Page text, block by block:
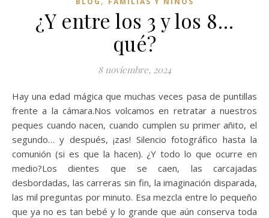
¿Y entre los 3 y los 8…
qué?
8 noviembre, 2024
Hay una edad mágica que muchas veces pasa de puntillas
frente a la cámara.Nos volcamos en retratar a nuestros
peques cuando nacen, cuando cumplen su primer añito, el
segundo… y después, ¡zas! Silencio fotográfico hasta la
comunión (si es que la hacen). ¿Y todo lo que ocurre en
medio?Los dientes que se caen, las carcajadas
desbordadas, las carreras sin fin, la imaginación disparada,
las mil preguntas por minuto. Esa mezcla entre lo pequeño
que ya no es tan bebé y lo grande que aún conserva toda